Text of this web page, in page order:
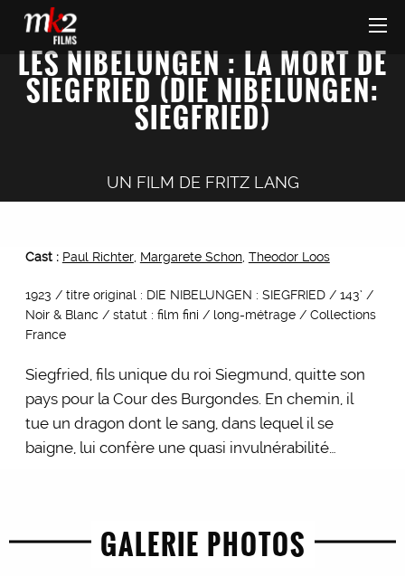
LES NIBELUNGEN : LA MORT DE
SIEGFRIED (DIE NIBELUNGEN:
SIEGFRIED)
UN FILM DE FRITZ LANG
Cast : Paul Richter, Margarete Schon, Theodor Loos
1923 / titre original : DIE NIBELUNGEN : SIEGFRIED / 143’ /
Noir & Blanc / statut : film fini / long-métrage / Collections
France
Siegfried, fils unique du roi Siegmund, quitte son
pays pour la Cour des Burgondes. En chemin, il
tue un dragon dont le sang, dans lequel il se
baigne, lui confère une quasi invulnérabilité…
GALERIE PHOTOS